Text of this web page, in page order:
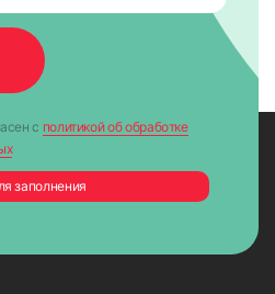
с политикой об обработке
заполнения